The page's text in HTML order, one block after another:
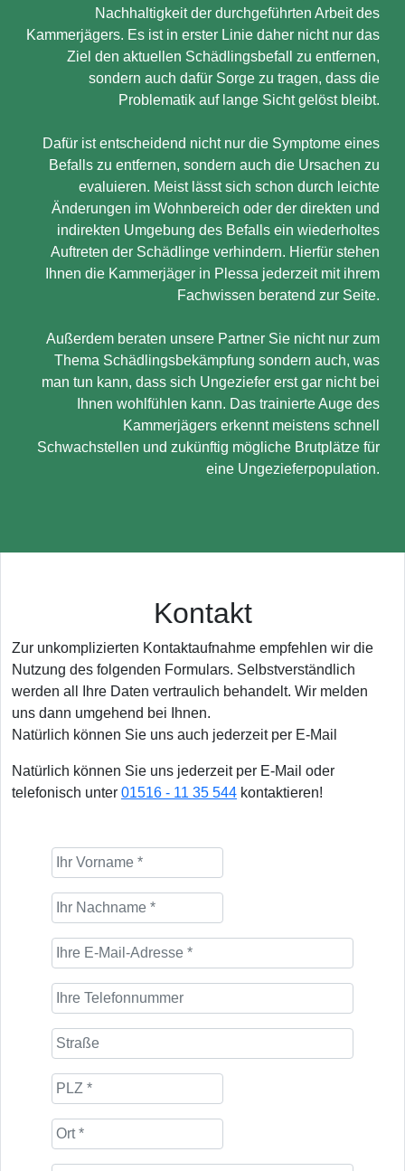
Nachhaltigkeit der durchgeführten Arbeit des
Kammerjägers. Es ist in erster Linie daher nicht nur das
Ziel den aktuellen Schädlingsbefall zu entfernen,
sondern auch dafür Sorge zu tragen, dass die
Problematik auf lange Sicht gelöst bleibt.
Dafür ist entscheidend nicht nur die Symptome eines
Befalls zu entfernen, sondern auch die Ursachen zu
evaluieren. Meist lässt sich schon durch leichte
Änderungen im Wohnbereich oder der direkten und
indirekten Umgebung des Befalls ein wiederholtes
Auftreten der Schädlinge verhindern. Hierfür stehen
Ihnen die Kammerjäger in Plessa jederzeit mit ihrem
Fachwissen beratend zur Seite.
Außerdem beraten unsere Partner Sie nicht nur zum
Thema Schädlingsbekämpfung sondern auch, was
man tun kann, dass sich Ungeziefer erst gar nicht bei
Ihnen wohlfühlen kann. Das trainierte Auge des
Kammerjägers erkennt meistens schnell
Schwachstellen und zukünftig mögliche Brutplätze für
eine Ungezieferpopulation.
Kontakt
Zur unkomplizierten Kontaktaufnahme empfehlen wir die
Nutzung des folgenden Formulars. Selbstverständlich
werden all Ihre Daten vertraulich behandelt. Wir melden
uns dann umgehend bei Ihnen.
Natürlich können Sie uns auch jederzeit per E-Mail
Natürlich können Sie uns jederzeit per E-Mail oder
telefonisch unter 01516 - 11 35 544 kontaktieren!